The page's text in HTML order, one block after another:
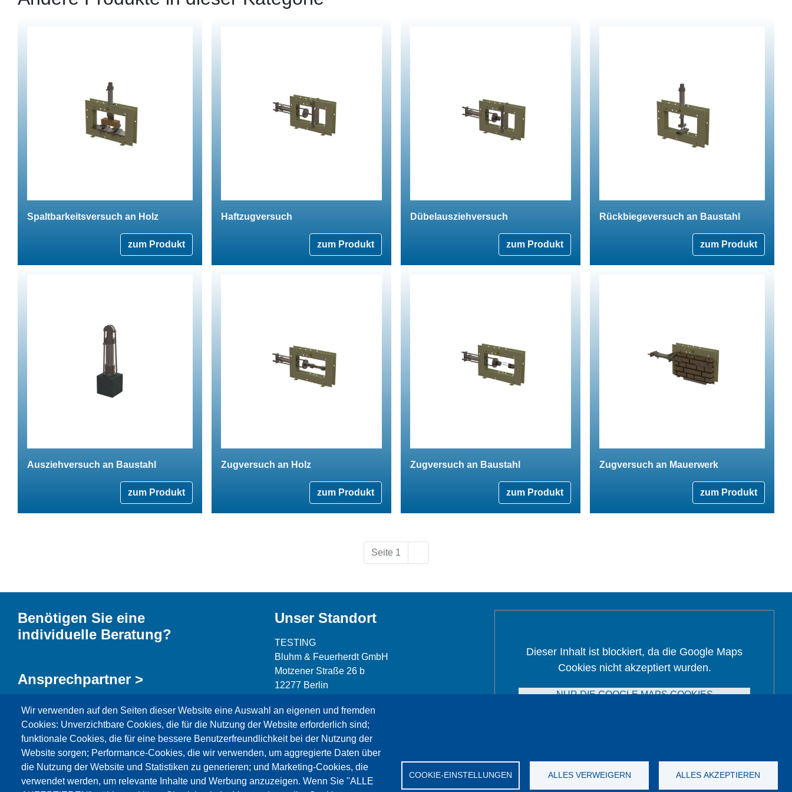
Spaltbarkeitsversuch an Holz
zum Produkt
Haftzugversuch
zum Produkt
Dübelausziehversuch
zum Produkt
Rückbiegeversuch an Baustahl
zum Produkt
Ausziehversuch an Baustahl
zum Produkt
Zugversuch an Holz
zum Produkt
Zugversuch an Baustahl
zum Produkt
Zugversuch an Mauerwerk
zum Produkt
Seite 1
Wir verwenden auf den Seiten dieser Website eine Auswahl an eigenen und fremden
Cookies: Unverzichtbare Cookies, die für die Nutzung der Website erforderlich sind;
funktionale Cookies, die für eine bessere Benutzerfreundlichkeit bei der Nutzung der
Website sorgen; Performance-Cookies, die wir verwenden, um aggregierte Daten über
die Nutzung der Website und Statistiken zu generieren; und Marketing-Cookies, die
verwendet werden, um relevante Inhalte und Werbung anzuzeigen. Wenn Sie "ALLE
COOKIE-EINSTELLUNGEN ALLES VERWEIGERN ALLES AKZEPTIEREN
Benötigen Sie eine
individuelle Beratung?
Ansprechpartner >
Kontaktformular >
Unser Standort
TESTING
Bluhm & Feuerherdt GmbH
Motzener Straße 26 b
12277 Berlin
Telefax: +49 30 7109645-98
info@testing.de
Dieser Inhalt ist blockiert, da die Google Maps
Cookies nicht akzeptiert wurden.
NUR DIE GOOGLE MAPS COOKIES